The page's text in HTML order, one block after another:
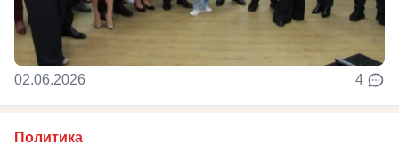
02.06.2026 4
Политика